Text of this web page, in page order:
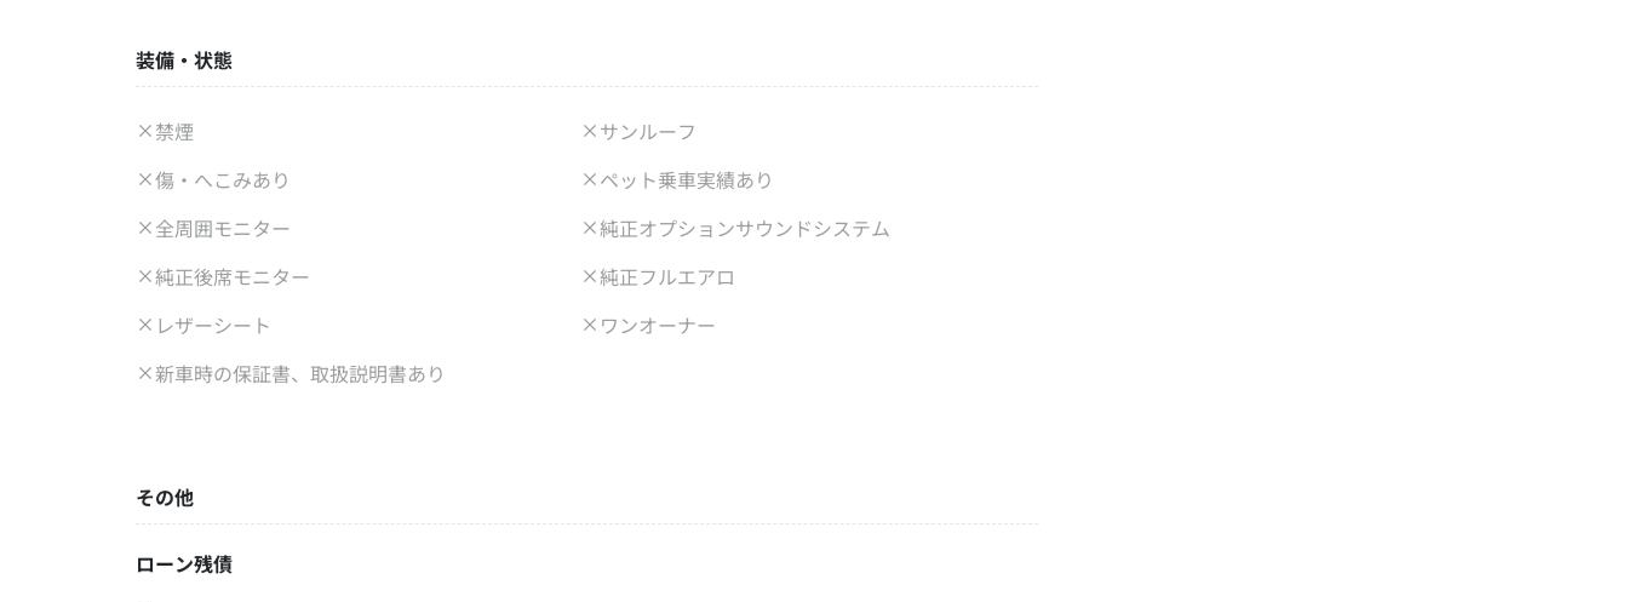
装備・状態
禁煙
サンルーフ
傷・へこみあり
ペット乗車実績あり
全周囲モニター
純正オプションサウンドシステム
純正後席モニター
純正フルエアロ
レザーシート
ワンオーナー
新車時の保証書、取扱説明書あり
その他
ローン残債